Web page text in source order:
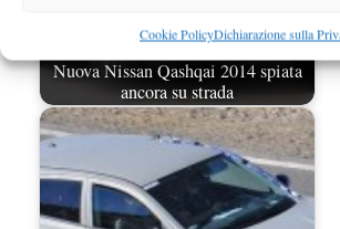
Cookie PolicyDichiarazione sulla
Nuova Nissan Qashqai 2014 spiata
ancora su strada